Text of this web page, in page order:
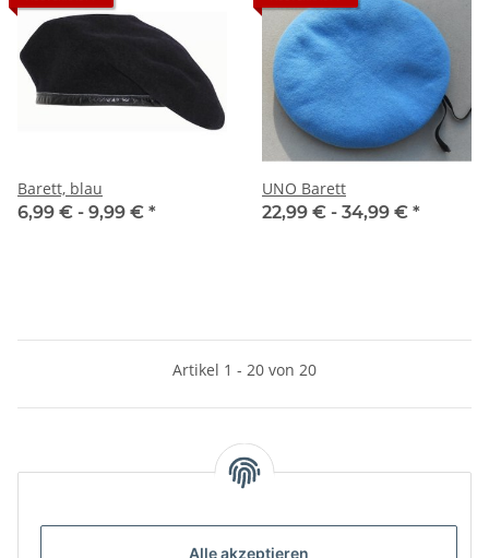
Alle akzeptieren
Barett, blau
6,99 € - 9,99 € *
UNO Barett
22,99 € - 34,99 € *
Artikel 1 - 20 von 20
Kategorien